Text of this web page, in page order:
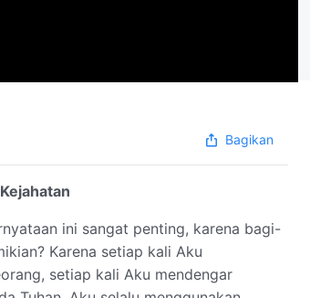
Bagikan
ini sangat penting, karena bagi-
Karena setiap kali Aku
setiap kali Aku mendengar